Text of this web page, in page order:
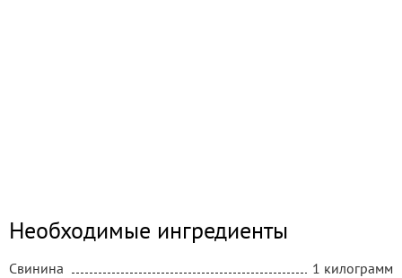
Необходимые ингредиенты
Свинина 1 килограмм